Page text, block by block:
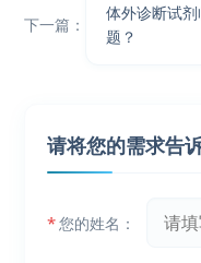
下一篇：
体外诊断试
题？
请将您的需求告
*您的姓名：